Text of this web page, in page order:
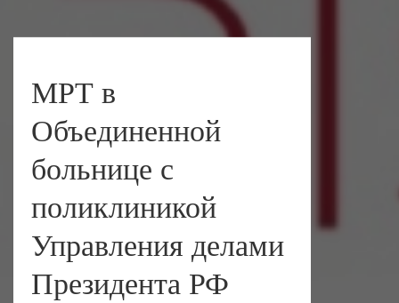
МРТ в
Объединенной
больнице с
поликлиникой
Управления делами
Президента РФ